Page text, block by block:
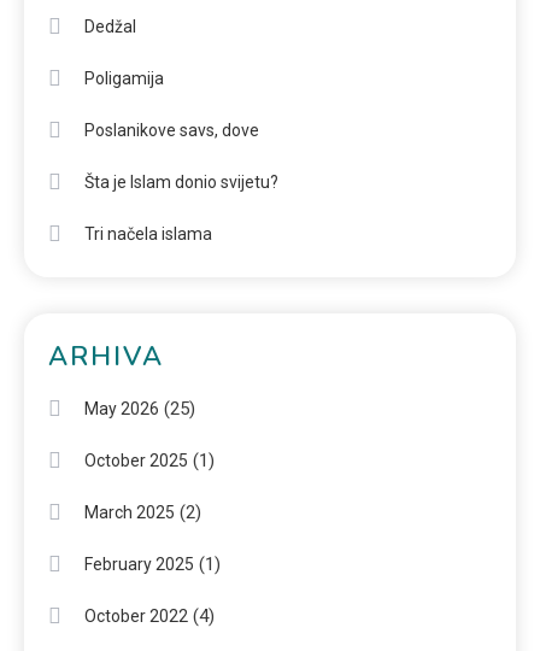
Dedžal
Poligamija
Poslanikove savs, dove
Šta je Islam donio svijetu?
Tri načela islama
ARHIVA
May 2026 (25)
October 2025 (1)
March 2025 (2)
February 2025 (1)
October 2022 (4)